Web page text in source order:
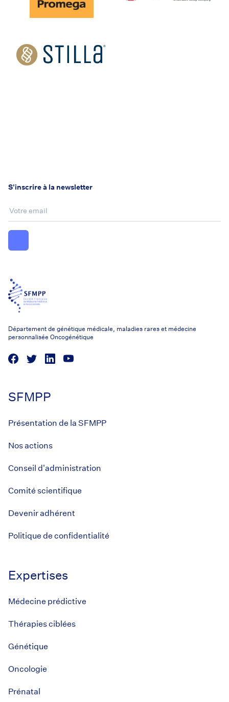
S'inscrire à la newsletter
Email :
Département de génétique médicale, maladies rares et médecine
personnalisée Oncogénétique
SFMPP
Présentation de la SFMPP
Nos actions
Conseil d'administration
Comité scientifique
Devenir adhérent
Politique de confidentialité
Expertises
Médecine prédictive
Thérapies ciblées
Génétique
Oncologie
Prénatal